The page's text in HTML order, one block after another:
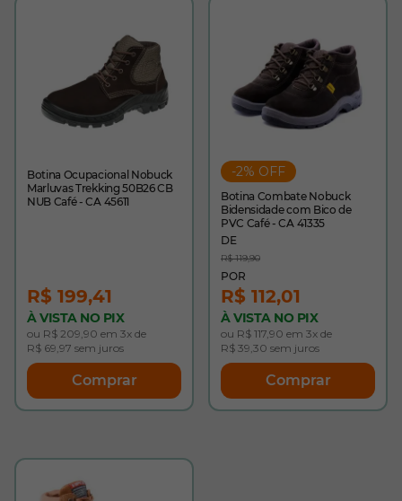
Botina Ocupacional Nobuck
Marluvas Trekking 50B26 CB
NUB Café - CA 45611
R$ 199,41
À VISTA NO PIX
ou R$ 209,90 em 3x de
R$ 69,97 sem juros
Comprar
-2% OFF
Botina Combate Nobuck
Bidensidade com Bico de
PVC Café - CA 41335
R$ 119,90
R$ 112,01
À VISTA NO PIX
ou R$ 117,90 em 3x de
R$ 39,30 sem juros
Comprar